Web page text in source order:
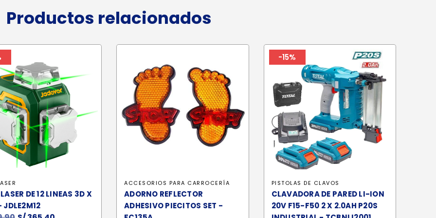
Productos relacionados
DE 12 LINEAS 3D X
ACCESORIOS PARA CARROCERÍA
ADORNO REFLECTOR
ADHESIVO PIECITOS SET -
-15%
PISTOLAS DE CLAVOS
CLAVADORA DE PARED LI-ION
20V F15-F50 2 X 2.0AH P20S